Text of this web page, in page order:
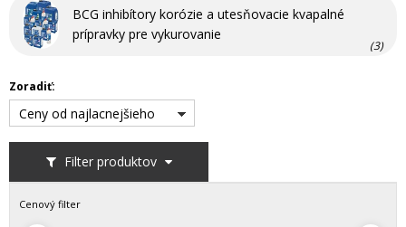
BCG inhibítory korózie a utesňovacie kvapalné
prípravky pre vykurovanie
(3)
Filter produktov
Zoradiť:
Ceny od najlacnejšieho
Cenový filter